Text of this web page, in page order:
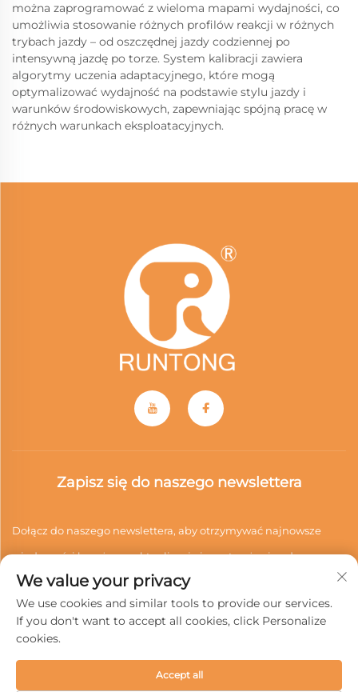
można zaprogramować z wieloma mapami wydajności, co
umożliwia stosowanie różnych profilów reakcji w różnych
trybach jazdy – od oszczędnej jazdy codziennej po
intensywną jazdę po torze. System kalibracji zawiera
algorytmy uczenia adaptacyjnego, które mogą
optymalizować wydajność na podstawie stylu jazdy i
warunków środowiskowych, zapewniając spójną pracę w
różnych warunkach eksploatacyjnych.
Zapisz się do naszego newslettera
Dołącz do naszego newslettera, aby otrzymywać najnowsze
wiadomości branżowe, aktualizacje i spostrzeżenia od naszego
zespołu.
We value your privacy
We use cookies and similar tools to provide our services.
If you don't want to accept all cookies, click Personalize
cookies.
Accept all